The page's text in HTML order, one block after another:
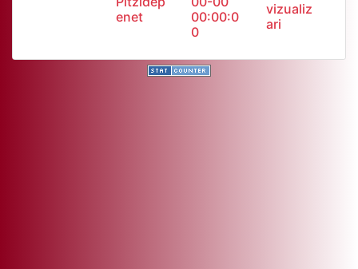
enet
00:00:0
0
vizualiz
ari